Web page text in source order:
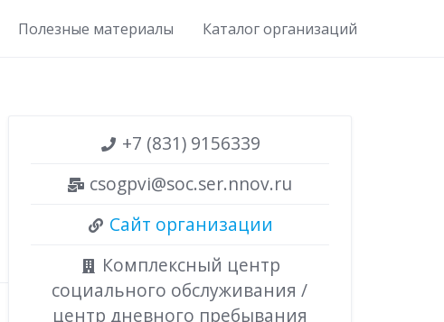
Полезные материалы Каталог организаций
+7 (831) 9156339
csogpvi@soc.ser.nnov.ru
Сайт организации
Комплексный центр
социального обслуживания /
центр дневного пребывания